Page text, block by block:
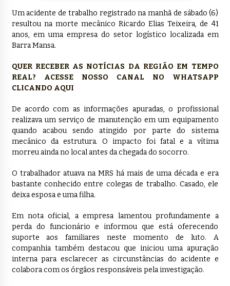
Um acidente de trabalho registrado na manhã de sábado (6)
resultou na morte mecânico Ricardo Elias Teixeira, de 41
anos, em uma empresa do setor logístico localizada em
Barra Mansa.
QUER RECEBER AS NOTÍCIAS DA REGIÃO EM TEMPO
REAL? ACESSE NOSSO CANAL NO WHATSAPP
CLICANDO AQUI
De acordo com as informações apuradas, o profissional
realizava um serviço de manutenção em um equipamento
quando acabou sendo atingido por parte do sistema
mecânico da estrutura. O impacto foi fatal e a vítima
morreu ainda no local antes da chegada do socorro.
O trabalhador atuava na MRS há mais de uma década e era
bastante conhecido entre colegas de trabalho. Casado, ele
deixa esposa e uma filha.
Em nota oficial, a empresa lamentou profundamente a
perda do funcionário e informou que está oferecendo
suporte aos familiares neste momento de luto. A
companhia também destacou que iniciou uma apuração
interna para esclarecer as circunstâncias do acidente e
colabora com os órgãos responsáveis pela investigação.